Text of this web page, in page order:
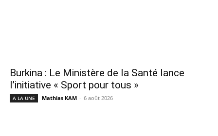
Burkina : Le Ministère de la Santé lance
l’initiative « Sport pour tous »
A LA UNE Mathias KAM - 6 août 2026